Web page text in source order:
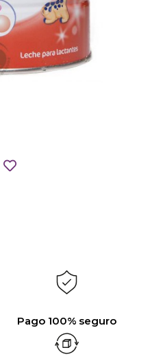
Pago 100% seguro